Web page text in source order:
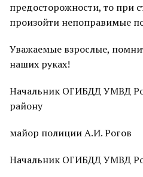
предосторожности, то при
произойти непоправимые
Уважаемые взрослые,
наших руках!
Начальник ОГИБДД УМВД
району
майор полиции А.И. Рогов
Начальник ОГИБДД УМВД